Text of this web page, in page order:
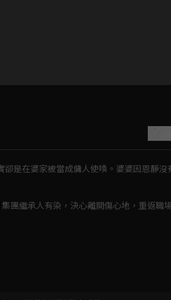
是在婆家被當成傭人使喚。婆婆因恩靜
團繼承人有染，決心離開傷心地，重返職
能給她真正的幸福。